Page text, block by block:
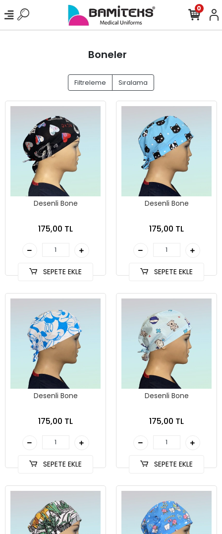
0
Boneler
Filtreleme Sıralama
Desenli Bone
175,00 TL
SEPETE EKLE
Desenli Bone
175,00 TL
SEPETE EKLE
Desenli Bone
175,00 TL
SEPETE EKLE
Desenli Bone
175,00 TL
SEPETE EKLE